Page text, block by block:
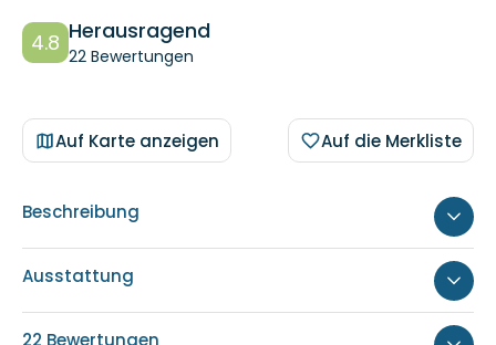
4.8 Herausragend
22 Bewertungen
Auf Karte anzeigen Auf die Merkliste
Beschreibung
Ausstattung
22 Bewertungen